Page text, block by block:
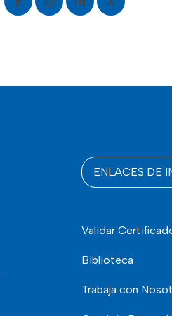
ENLACES DE
Validar
Biblioteca
Trabaja con